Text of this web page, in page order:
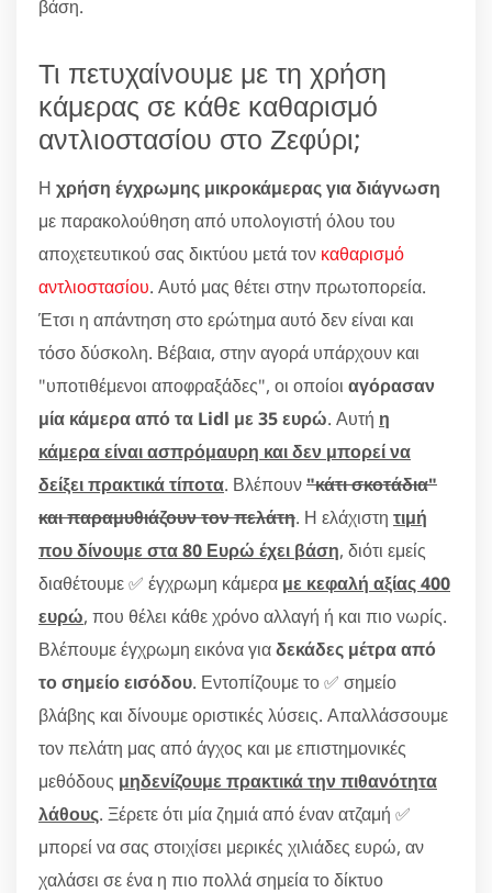
βάση.
Τι πετυχαίνουμε με τη χρήση
κάμερας σε κάθε καθαρισμό
αντλιοστασίου στο Ζεφύρι;
Η χρήση έγχρωμης μικροκάμερας για διάγνωση
με παρακολούθηση από υπολογιστή όλου του
αποχετευτικού σας δικτύου μετά τον καθαρισμό
αντλιοστασίου. Αυτό μας θέτει στην πρωτοπορεία.
Έτσι η απάντηση στο ερώτημα αυτό δεν είναι και
τόσο δύσκολη. Βέβαια, στην αγορά υπάρχουν και
"υποτιθέμενοι αποφραξάδες", οι οποίοι αγόρασαν
μία κάμερα από τα Lidl με 35 ευρώ. Αυτή η
κάμερα είναι ασπρόμαυρη και δεν μπορεί να
δείξει πρακτικά τίποτα. Βλέπουν"κάτι σκοτάδια"
και παραμυθιάζουν τον πελάτη. Η ελάχιστη τιμή
που δίνουμε στα 80 Ευρώ έχει βάση, διότι εμείς
διαθέτουμε ✅ έγχρωμη κάμερα με κεφαλή αξίας 400
ευρώ, που θέλει κάθε χρόνο αλλαγή ή και πιο νωρίς.
Βλέπουμε έγχρωμη εικόνα γιαδεκάδες μέτρα από
το σημείο εισόδου. Εντοπίζουμε το ✅ σημείο
βλάβης και δίνουμε οριστικές λύσεις. Απαλλάσσουμε
τον πελάτη μας από άγχος και με επιστημονικές
μεθόδους μηδενίζουμε πρακτικά την πιθανότητα
λάθους. Ξέρετε ότι μία ζημιά από έναν ατζαμή ✅
μπορεί να σας στοιχίσει μερικές χιλιάδες ευρώ, αν
χαλάσει σε ένα η πιο πολλά σημεία το δίκτυο